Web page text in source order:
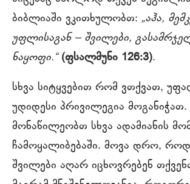
ბიბლიაში ვკითხულობთ: „აჰა,
უფლისაგან – შვილები,
ნაყოფი.“ (ფსალმუნი 126:3).
სხვა სიტყვებით რომ ვთქვათ,
უდიდესი პრივილეგია მოგანიჭათ.
მონაწილეობთ სხვა ადამიანის
ჩამოყალიბებაში. მოვა დრო,
შვილები აღარ იცხოვრებენ